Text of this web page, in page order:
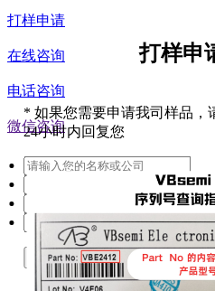
打样申请
在线咨询
电话咨询
微信咨询
打样申
* 如果您需要申请我司样品，
24小时内回复您
提交